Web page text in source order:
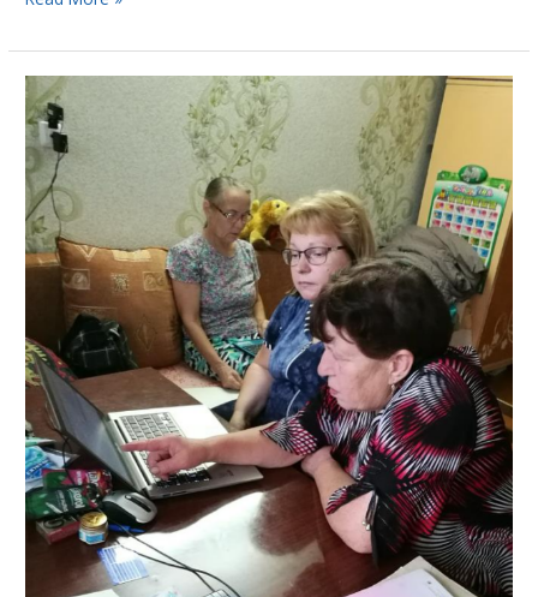
Raamatunkääntäjän
pulmat
mielleyhtymien
parissa